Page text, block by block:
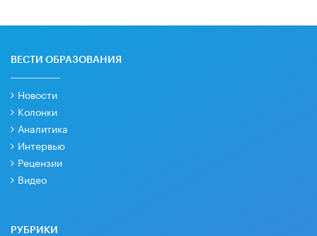
ВЕСТИ ОБРАЗОВАНИЯ
Новости
Колонки
Аналитика
Интервью
Рецензии
Видео
РУБРИКИ